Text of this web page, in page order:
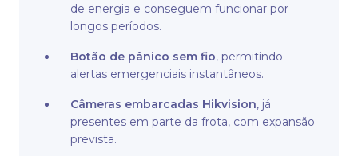
de energia e conseguem funcionar por
longos períodos.
Botão de pânico sem fio, permitindo
alertas emergenciais instantâneos.
Câmeras embarcadas Hikvision, já
presentes em parte da frota, com expansão
prevista.